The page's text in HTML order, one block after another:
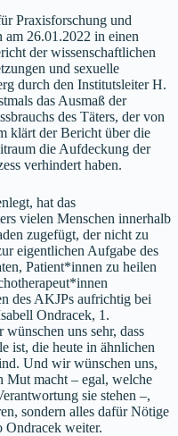
Praxisforschung und
am 26.01.2022 in einen
der wissenschaftlichen
und sexuelle
durch den Institutsleiter H.
das Ausmaß der
des Täters, der von
klärt der Bericht über die
die Aufdeckung der
verhindert haben.
hat das
vielen Menschen innerhalb
zugefügt, der nicht zu
eigentlichen Aufgabe des
Patient*innen zu heilen
des AKJPs aufrichtig bei
Ondracek, 1.
uns sehr, dass
ist, die heute in ähnlichen
Und wir wünschen uns,
Mut macht – egal, welche
sie stehen –,
sondern alles dafür Nötige
Ondracek weiter.